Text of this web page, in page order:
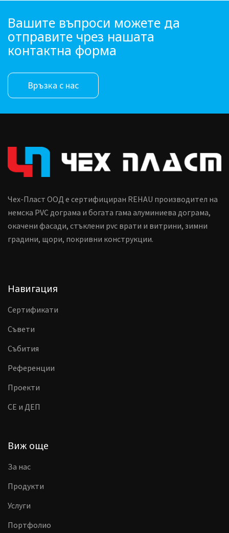
Вашите въпроси можете да
отправите чрез нашата
контактна форма
Връзка с нас
Чех-Пласт ООД е сертифициран REHAU производител на
немска PVC дограма и богата гама алуминиева дограма,
окачени фасади, стъклени pvc врати и витрини, зимни
градини, щори, покривни конструкции.
Навигация
Сертификати
Съвети
Събития
Референции
Проекти
CE и ДЕП
Виж още
За нас
Продукти
Услуги
Портфолио